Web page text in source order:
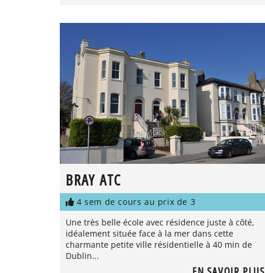
BRAY ATC
4 sem de cours au prix de 3
Une très belle école avec résidence juste à côté,
idéalement située face à la mer dans cette
charmante petite ville résidentielle à 40 min de
Dublin...